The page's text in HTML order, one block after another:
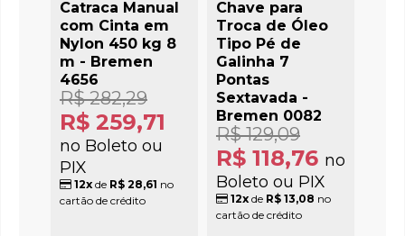
Catraca Manual
com Cinta em
Nylon 450 kg 8
m - Bremen
4656
R$ 259,71
no Boleto ou
PIX
R$ 282,29
12x de R$ 28,61 no
cartão de crédito
Chave para
Troca de Óleo
Tipo Pé de
Galinha 7
Pontas
Sextavada -
Bremen 0082
R$ 118,76 no
Boleto ou PIX
R$ 129,09
12xde R$ 13,08 no
cartão de crédito